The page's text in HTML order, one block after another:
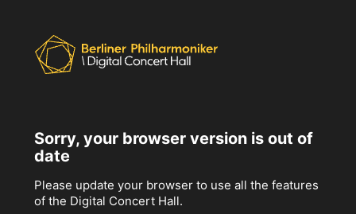
Sorry, your browser version is out of
date
Please update your browser to use all the features
of the Digital Concert Hall.